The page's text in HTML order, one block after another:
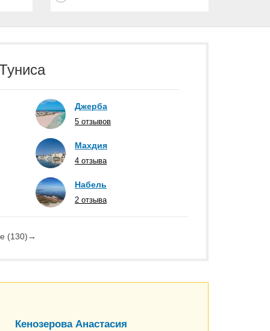
Джерба
5 отзывов
Махдия
4 отзыва
Набель
2 отзыва
(130)→
Кенозерова Анастасия